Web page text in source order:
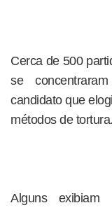
Cerca de 500
se
candidato que
métodos de tortura.
Alguns